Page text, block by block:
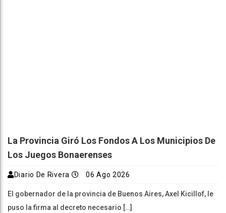
La Provincia Giró Los Fondos A Los Municipios De
Los Juegos Bonaerenses
Diario De Rivera 06 Ago 2026
El gobernador de la provincia de Buenos Aires, Axel Kicillof, le
puso la firma al decreto necesario […]